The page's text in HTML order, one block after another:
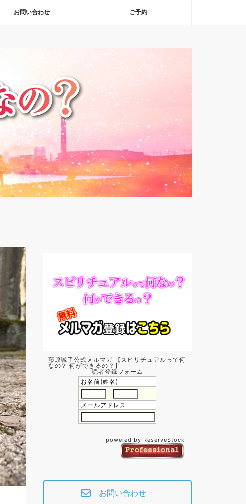
お問い合わせ ご予約
藤原誠了公式メルマガ 【スピリチュアルって何
なの？ 何ができるの？】
読者登録フォーム
お名前(姓名)
メールアドレス
powered by ReserveStock
お問い合わせ